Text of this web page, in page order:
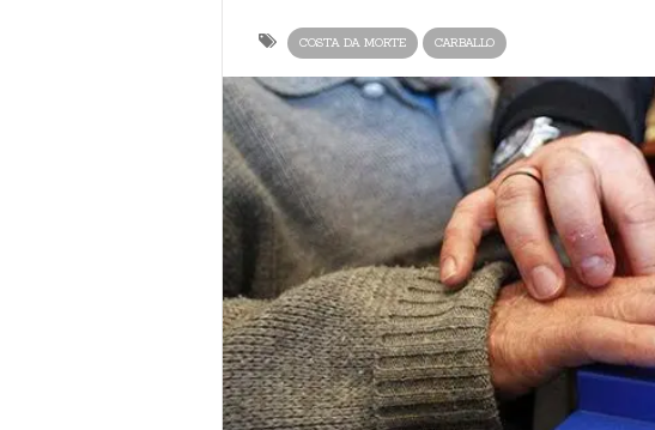
COSTA DA MORTE CARBALLO